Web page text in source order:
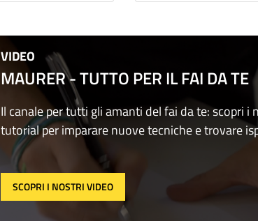
VIDEO
MAURER - TUTTO PER IL FAI DA TE
Il canale per tutti gli amanti del fai da te: scopri
tutorial per imparare nuove tecniche e trovare
SCOPRI I NOSTRI VIDEO